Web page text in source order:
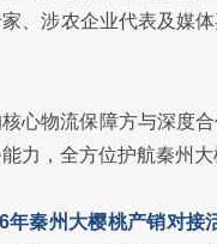
、涉农企业代表及媒
心物流保障方与深度
力，全方位护航秦州
年秦州大樱桃产销对接